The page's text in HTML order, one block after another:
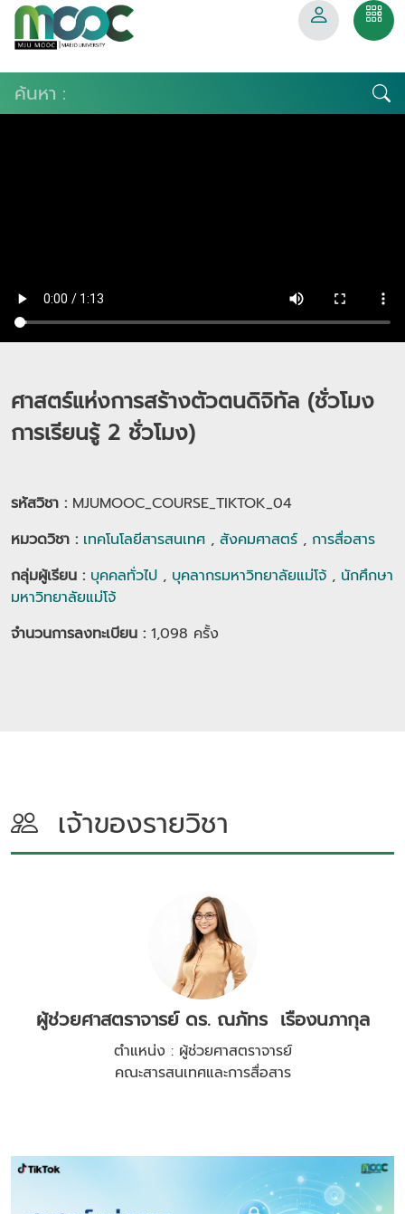
ศาสตร์แห่งการสร้างตัวตนดิจิทัล (ชั่วโมง
การเรียนรู้ 2 ชั่วโมง)
รหัสวิชา : MJUMOOC_COURSE_TIKTOK_04
หมวดวิชา : เทคโนโลยีสารสนเทศ , สังคมศาสตร์ , การสื่อสาร
กลุ่มผู้เรียน : บุคคลทั่วไป , บุคลากรมหาวิทยาลัยแม่โจ้ , นักศึกษา
มหาวิทยาลัยแม่โจ้
จำนวนการลงทะเบียน : 1,098 ครั้ง
เจ้าของรายวิชา
ผู้ช่วยศาสตราจารย์ ดร. ณภัทร เรืองนภากุล
ตำแหน่ง : ผู้ช่วยศาสตราจารย์
คณะสารสนเทศและการสื่อสาร